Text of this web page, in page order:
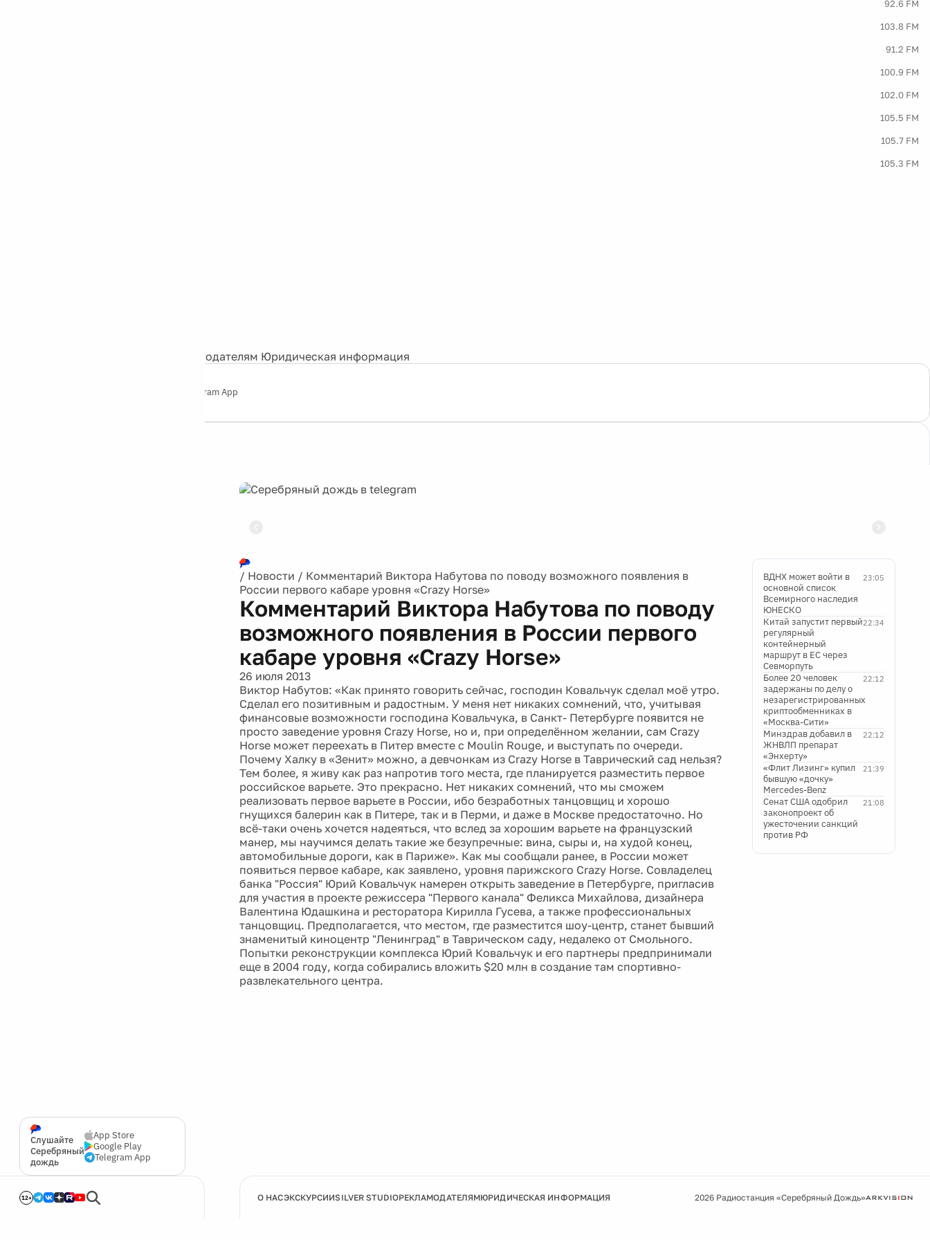
92.6 FM
103.8 FM
91.2 FM
100.9 FM
102.0 FM
105.5 FM
105.7 FM
105.3 FM
Рекламодателям Юридическая информация
Telegram App
Слушайте
Серебряный
дождь
App Store
Google Play
Telegram App
12+
/ Новости / Комментарий Виктора Набутова по поводу возможного появления в
России первого кабаре уровня «Crazy Horse»
Комментарий Виктора Набутова по поводу
возможного появления в России первого
кабаре уровня «Crazy Horse»
26 июля 2013
Виктор Набутов: «Как принято говорить сейчас, господин Ковальчук сделал моё утро.
Сделал его позитивным и радостным. У меня нет никаких сомнений, что, учитывая
финансовые возможности господина Ковальчука, в Санкт- Петербурге появится не
просто заведение уровня Crazy Horse, но и, при определённом желании, сам Crazy
Horse может переехать в Питер вместе с Moulin Rouge, и выступать по очереди.
Почему Халку в «Зенит» можно, а девчонкам из Crazy Horse в Таврический сад нельзя?
Тем более, я живу как раз напротив того места, где планируется разместить первое
российское варьете. Это прекрасно. Нет никаких сомнений, что мы сможем
реализовать первое варьете в России, ибо безработных танцовщиц и хорошо
гнущихся балерин как в Питере, так и в Перми, и даже в Москве предостаточно. Но
всё-таки очень хочется надеяться, что вслед за хорошим варьете на французский
манер, мы научимся делать такие же безупречные: вина, сыры и, на худой конец,
автомобильные дороги, как в Париже». Как мы сообщали ранее, в России может
появиться первое кабаре, как заявлено, уровня парижского Crazy Horse. Совладелец
банка "Россия" Юрий Ковальчук намерен открыть заведение в Петербурге, пригласив
для участия в проекте режиссера "Первого канала" Феликса Михайлова, дизайнера
Валентина Юдашкина и ресторатора Кирилла Гусева, а также профессиональных
танцовщиц. Предполагается, что местом, где разместится шоу-центр, станет бывший
знаменитый киноцентр "Ленинград" в Таврическом саду, недалеко от Смольного.
Попытки реконструкции комплекса Юрий Ковальчук и его партнеры предпринимали
еще в 2004 году, когда собирались вложить $20 млн в создание там спортивно-
развлекательного центра.
23:05
ВДНХ может войти в
основной список
Всемирного наследия
ЮНЕСКО
22:34
Китай запустит первый
регулярный
контейнерный
маршрут в ЕС через
Севморпуть
22:12
Более 20 человек
задержаны по делу о
незарегистрированных
криптообменниках в
«Москва-Сити»
22:12
Минздрав добавил в
ЖНВЛП препарат
«Энхерту»
21:39
«Флит Лизинг» купил
бывшую «дочку»
Mercedes-Benz
21:08
Сенат США одобрил
законопроект об
ужесточении санкций
против РФ
О НАСЭКСКУРСИИSILVER STUDIOРЕКЛАМОДАТЕЛЯМЮРИДИЧЕСКАЯ ИНФОРМАЦИЯ 2026 Радиостанция «Серебряный Дождь»